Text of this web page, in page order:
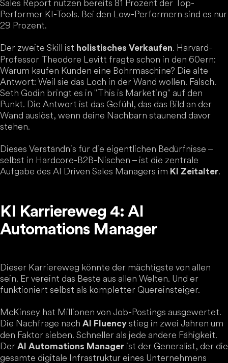
Sales Report nutzen bereits 81 Prozent der Top-
Performer KI-Tools. Bei den Low-Performern sind es nur
29 Prozent.
Der zweite Skill ist holistisches Verkaufen. Harvard-
Professor Theodore Levitt fragte schon in den 60ern:
Warum kaufen Kunden eine Bohrmaschine? Die alte
Antwort: Weil sie das Loch in der Wand wollen. Falsch.
Seth Godin bringt es in "This is Marketing" auf den
Punkt. Die Antwort ist das Gefühl, das das Bild an der
Wand auslöst, wenn deine Nachbarn staunend davor
stehen.
Dieses Verständnis für die eigentlichen Bedürfnisse –
selbst in Hardcore-B2B-Nischen – ist die zentrale
Aufgabe des AI Driven Sales Managers im KI Zeitalter.
KI Karriereweg 4: AI
Automations Manager
Dieser Karriereweg könnte der mächtigste von allen
sein. Er vereint das Beste aus allen Welten. Und er
funktioniert selbst als kompletter Quereinsteiger.
McKinsey hat Millionen von Job-Postings ausgewertet.
Die Nachfrage nach AI Fluency stieg in zwei Jahren um
den Faktor sieben. Schneller als jede andere Fähigkeit.
Der AI Automations Manager ist der Generalist, der die
gesamte digitale Infrastruktur eines Unternehmens